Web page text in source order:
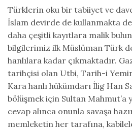
Türklerin oku bir tabiiyet ve
İslam devirde de kullanmakta
daha çeşitli kayıtlara malik
bilgilerimiz ilk Müslüman Türk
hanlılara kadar çıkmaktadır.
tarihçisi olan Utbi, Tarih-i
Kara hanlı hükümdarı İlig Han
bölüşmek için Sultan Mahmut’a
cevap alınca onunla savaşa
memleketin her tarafına,